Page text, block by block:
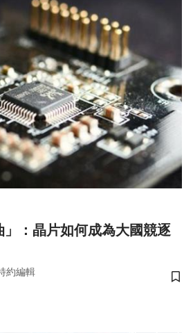
：晶片如何成為大國競逐
約編輯
儲